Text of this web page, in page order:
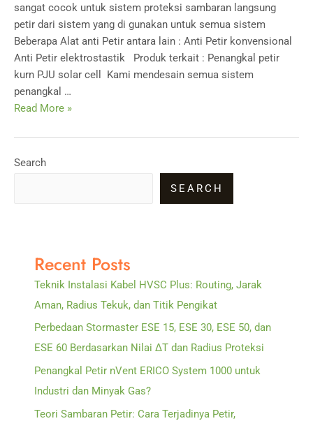
sangat cocok untuk sistem proteksi sambaran langsung
petir dari sistem yang di gunakan untuk semua sistem
Beberapa Alat anti Petir antara lain : Anti Petir konvensional
Anti Petir elektrostastik Produk terkait : Penangkal petir
kurn PJU solar cell Kami mendesain semua sistem
penangkal …
JUAL
ANTI
PETIR
Read More »
Search
SEARCH
Recent Posts
Teknik Instalasi Kabel HVSC Plus: Routing, Jarak
Aman, Radius Tekuk, dan Titik Pengikat
Perbedaan Stormaster ESE 15, ESE 30, ESE 50, dan
ESE 60 Berdasarkan Nilai ΔT dan Radius Proteksi
Penangkal Petir nVent ERICO System 1000 untuk
Industri dan Minyak Gas?
Teori Sambaran Petir: Cara Terjadinya Petir,